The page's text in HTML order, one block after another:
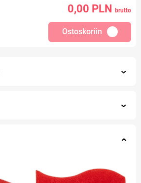
0,00 PLN brutto
Ostoskoriin